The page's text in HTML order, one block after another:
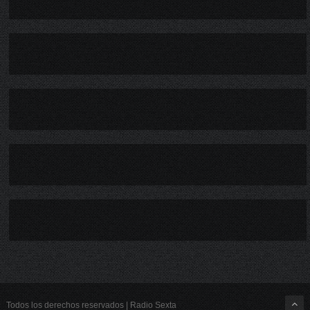
Todos los derechos reservados | Radio Sexta